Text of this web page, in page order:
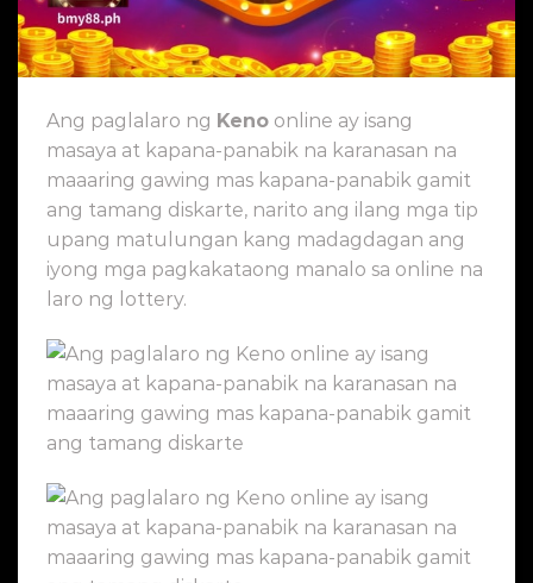
Ang paglalaro ng Keno online ay isang
masaya at kapana-panabik na karanasan na
maaaring gawing mas kapana-panabik gamit
ang tamang diskarte, narito ang ilang mga tip
upang matulungan kang madagdagan ang
iyong mga pagkakataong manalo sa online na
laro ng lottery.